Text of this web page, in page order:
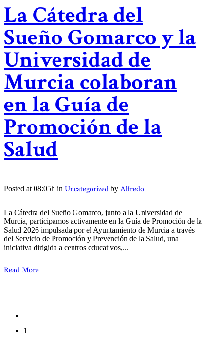
La Cátedra del
Sueño Gomarco y la
Universidad de
Murcia colaboran
en la Guía de
Promoción de la
Salud
Posted at 08:05h in Uncategorized by Alfredo
La Cátedra del Sueño Gomarco, junto a la Universidad de
Murcia, participamos activamente en la Guía de Promoción de la
Salud 2026 impulsada por el Ayuntamiento de Murcia a través
del Servicio de Promoción y Prevención de la Salud, una
iniciativa dirigida a centros educativos,...
Read More
1